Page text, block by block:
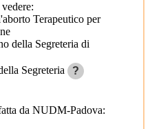
Terapeutico per
della Segreteria di
Segreteria
?
da NUDM-Padova: